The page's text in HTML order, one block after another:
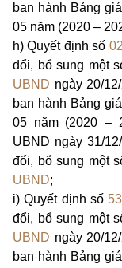
ban hành Bảng
05 năm (2020 –
h)Quyết định số
đổi, bổ sung một
UBND ngày 20/
ban hành Bảng
05 năm (2020 –
UBND ngày 31/
đổi, bổ sung một
UBND;
i)Quyết định số
đổi, bổ sung một
UBND ngày 20/
ban hành Bảng